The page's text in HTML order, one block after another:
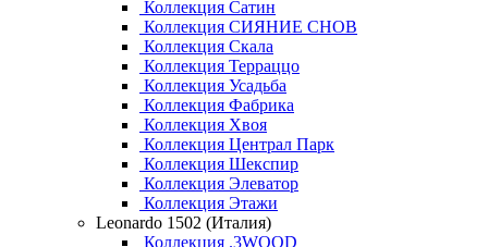
Коллекция Сатин
Коллекция СИЯНИЕ СНОВ
Коллекция Скала
Коллекция Терраццо
Коллекция Усадьба
Коллекция Фабрика
Коллекция Хвоя
Коллекция Централ Парк
Коллекция Шекспир
Коллекция Элеватор
Коллекция Этажи
Leonardo 1502 (Италия)
Коллекция .3WOOD